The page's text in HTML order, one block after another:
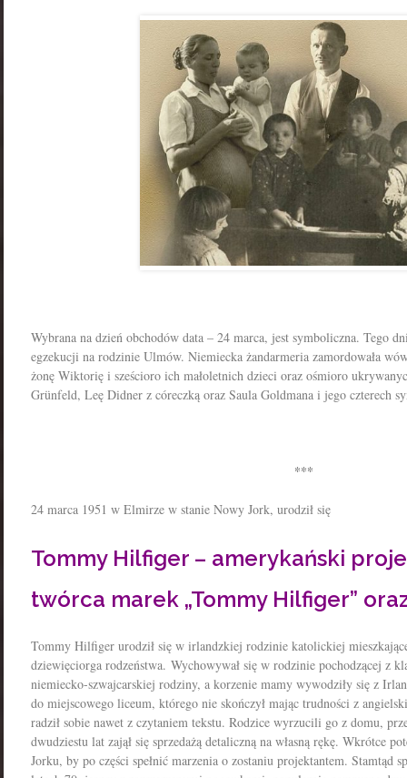
Wybrana na dzień obchodów data – 24 marca, jest symboliczna. Tego
egzekucji na rodzinie Ulmów. Niemiecka żandarmeria zamordowała
żonę Wiktorię i sześcioro ich małoletnich dzieci oraz ośmioro
Grünfeld, Leę Didner z córeczką oraz Saula Goldmana i jego czterech
***
24 marca 1951 w Elmirze w stanie Nowy Jork, urodził się
Tommy Hilfiger – amerykański
twórca marek „Tommy Hilfiger” oraz
Tommy Hilfiger urodził się w irlandzkiej rodzinie katolickiej
dziewięciorga rodzeństwa. Wychowywał się w rodzinie pochodzącej z
niemiecko-szwajcarskiej rodziny, a korzenie mamy wywodziły się z
do miejscowego liceum, którego nie skończył mając trudności z
radził sobie nawet z czytaniem tekstu. Rodzice wyrzucili go z domu,
dwudziestu lat zajął się sprzedażą detaliczną na własną rękę. Wkrótce
Jorku, by po części spełnić marzenia o zostaniu projektantem. Stamtąd